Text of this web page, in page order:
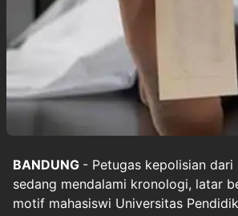
BANDUNG - Petugas kepolisian dari
sedang mendalami kronologi, latar
motif mahasiswi Universitas